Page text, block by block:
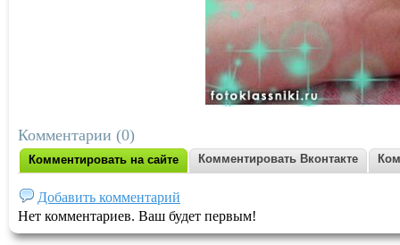
Комментарии (0)
Комментировать на сайте Комментировать Вконтакте
Добавить комментарий
Нет комментариев. Ваш будет первым!